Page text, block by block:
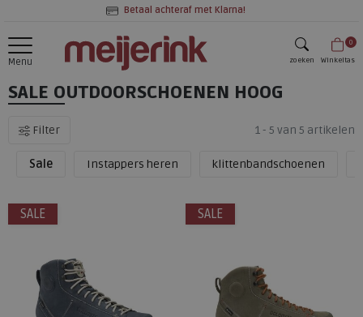
Betaal achteraf met Klarna!
Menu zoeken
0
Winkeltas
SALE OUTDOORSCHOENEN HOOG
Filter 1 - 5 van 5 artikelen
Sale Instappers heren klittenbandschoenen
SALE SALE